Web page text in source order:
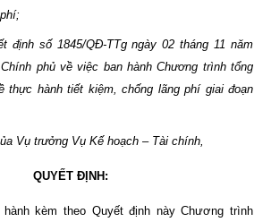
định số 1845/QĐ-TTg ngày 02 tháng 11 năm
phủ về việc ban hành Chương trình tổng
thực hành tiết kiệm, chống lãng phí giai đoạn
Vụ trưởng Vụ Kế hoạch – Tài chính,
QUYẾT ĐỊNH:
hành kèm theo Quyết định này Chương trình